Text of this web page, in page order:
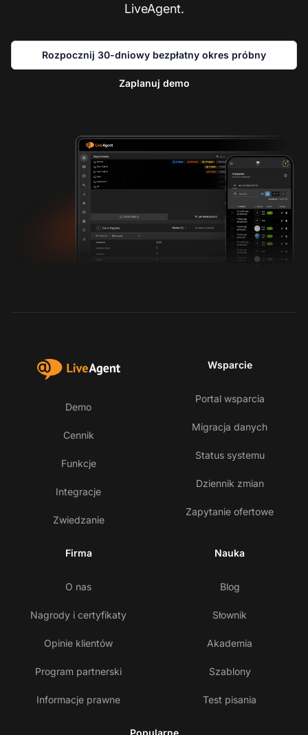
LiveAgent.
Rozpocznij 30-dniowy bezpłatny okres próbny
Zaplanuj demo
Demo
Cennik
Funkcje
Integracje
Zwiedzanie
Wsparcie
Portal wsparcia
Migracja danych
Status systemu
Dziennik zmian
Zapytanie ofertowe
Firma
O nas
Nagrody i certyfikaty
Opinie klientów
Program partnerski
Informacje prawne
Nauka
Blog
Słownik
Akademia
Szablony
Test pisania
Popularne